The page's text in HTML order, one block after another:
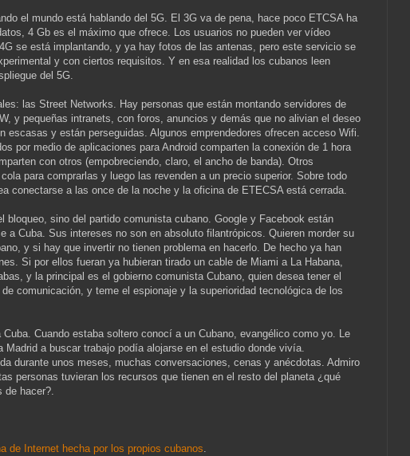
el mundo está hablando del 5G. El 3G va de pena, hace poco ETCSA ha
4 Gb es el máximo que ofrece. Los usuarios no pueden ver vídeo
se está implantando, y ya hay fotos de las antenas, pero este servicio se
y con ciertos requisitos. Y en esa realidad los cubanos leen
del 5G.
las Street Networks. Hay personas que están montando servidores de
y pequeñas intranets, con foros, anuncios y demás que no alivian el deseo
escasas y están perseguidas. Algunos emprendedores ofrecen acceso Wifi.
por medio de aplicaciones para Android comparten la conexión de 1 hora
con otros (empobreciendo, claro, el ancho de banda). Otros
para comprarlas y luego las revenden a un precio superior. Sobre todo
conectarse a las once de la noche y la oficina de ETECSA está cerrada.
bloqueo, sino del partido comunista cubano. Google y Facebook están
a Cuba. Sus intereses no son en absoluto filantrópicos. Quieren morder su
y si hay que invertir no tienen problema en hacerlo. De hecho ya han
Si por ellos fueran ya hubieran tirado un cable de Miami a La Habana,
y la principal es el gobierno comunista Cubano, quien desea tener el
comunicación, y teme el espionaje y la superioridad tecnológica de los
Cuba. Cuando estaba soltero conocí a un Cubano, evangélico como yo. Le
Madrid a buscar trabajo podía alojarse en el estudio donde vivía.
durante unos meses, muchas conversaciones, cenas y anécdotas. Admiro
personas tuvieran los recursos que tienen en el resto del planeta ¿qué
de hacer?.
de Internet hecha por los propios cubanos.